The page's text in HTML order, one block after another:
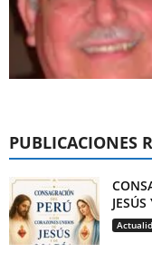
PUBLICACIONES